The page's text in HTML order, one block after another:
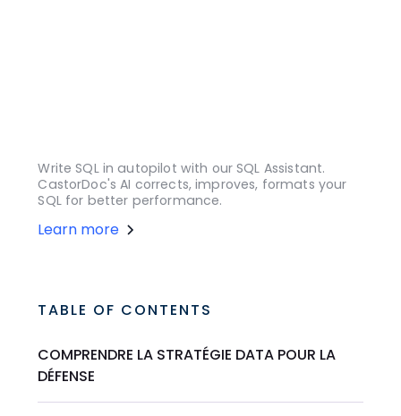
Write SQL in autopilot with our SQL Assistant.
CastorDoc's AI corrects, improves, formats your
SQL for better performance.
Learn more
TABLE OF CONTENTS
COMPRENDRE LA STRATÉGIE DATA POUR LA
DÉFENSE